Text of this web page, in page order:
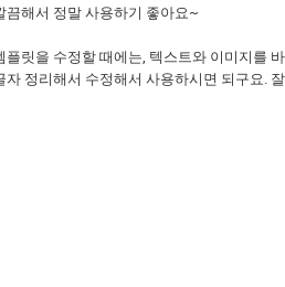
끔해서 정말 사용하기 좋아요~
플릿을 수정할 때에는, 텍스트와 이미지를
자 정리해서 수정해서 사용하시면 되구요.